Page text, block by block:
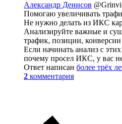
Александр Денисов
Помогаю увеличивать
Не нужно делать из ИКС
Анализируйте важные и
трафик, позиции, конверсии
Если начинать анализ с
почему просел ИКС, у вас
Ответ написан более трёх
2 комментария